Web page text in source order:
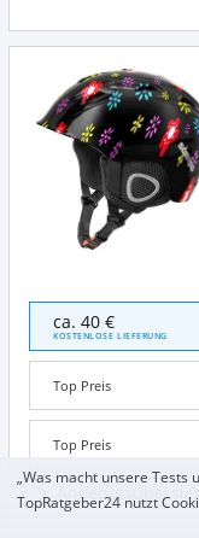
Skihelm
Snowboardhelm
Herren
Damen
Kinder
Helm
Angebote:
Wo
ca. 40 €
KOSTENLOSE LIEFERUNG
Top Preis
Top Preis
Angebotsübersicht
„Was macht unsere Tests
TopRatgeber24 nutzt